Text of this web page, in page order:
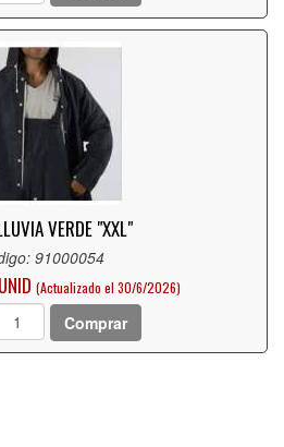
VERDE "XXL"
91000054
(Actualizado el 30/6/2026)
Comprar